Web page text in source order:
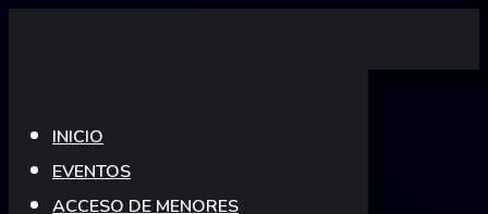
INICIO
EVENTOS
ACCESO DE MENORES